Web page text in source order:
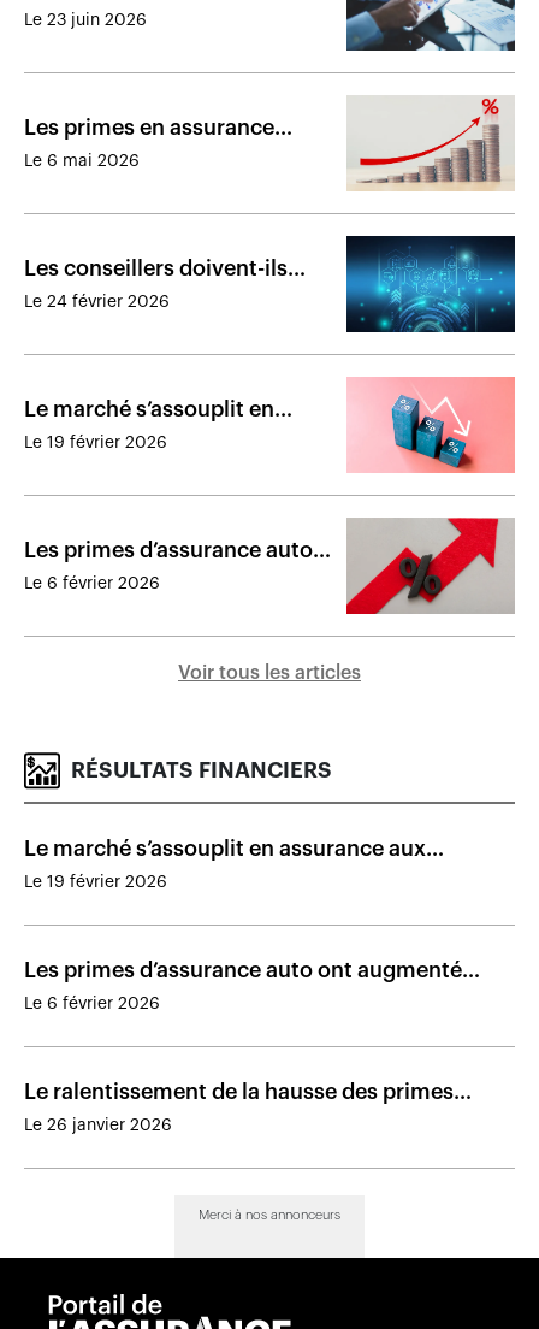
indice canadien des primes en
Le 23 juin 2026
Les primes en assurance
automobile et habitation
Le 6 mai 2026
Les conseillers doivent-ils
devenir technophiles?
Le 24 février 2026
Le marché s’assouplit en
assurance aux entreprises et
Le 19 février 2026
Les primes d’assurance auto
ont augmenté dans toutes les
Le 6 février 2026
Voir tous les articles
RÉSULTATS FINANCIERS
Le marché s’assouplit en assurance aux
entreprises et en assurance de dommages
Le 19 février 2026
Les primes d’assurance auto ont augmenté
dans toutes les provinces
Le 6 février 2026
Le ralentissement de la hausse des primes
commerciales se poursuit
Le 26 janvier 2026
Merci à nos annonceurs